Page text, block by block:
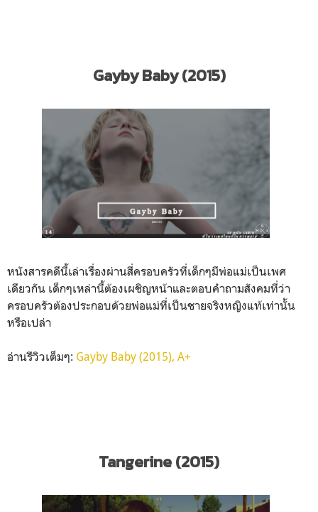
Gayby Baby (2015)
หนังสารคดีนี้เล่าเรื่องผ่านสี่ครอบครัวที่เด็กๆมีพ่อแม่เป็นเพศ
เดียวกัน เด็กๆเหล่านี้ต้องเผชิญหน้าและตอบคำถามสังคมที่ว่า
ครอบครัวต้องประกอบด้วยพ่อแม่ที่เป็นชายจริงหญิงแท้เท่านั้น
หรือเปล่า
อ่านรีวิวเต็มๆ: Gayby Baby (2015), A+
Tangerine (2015)